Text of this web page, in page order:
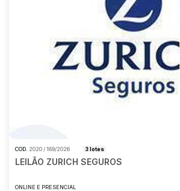
COD. 2020 / 189/2026 3 lotes
LEILÃO ZURICH SEGUROS
ONLINE E PRESENCIAL